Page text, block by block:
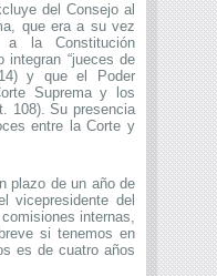
al
que era a su vez
a la Constitución
integran “jueces de
y que el Poder
Suprema y los
108). Su presencia
entre la Corte y
un año de
vicepresidente del
internas,
si tenemos en
es de cuatro años